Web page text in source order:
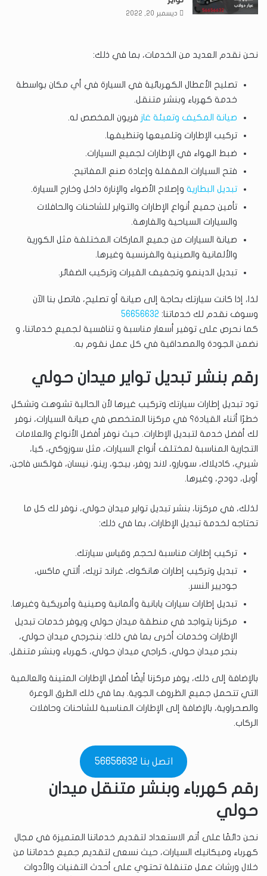
ديسمبر 20, 2022
نحن نقدم العديد من الخدمات، بما في ذلك:
تصليح الأعطال الكهربائية في السيارة في أي مكان بواسطة
خدمة كهرباء وبنشر متنقل.
صيانة المكيف وتعبئة غاز فريون المخصص له.
تركيب الإطارات وتلميعها وتنظيفها.
ضبط الهواء في الإطارات لجميع السيارات.
فتح السيارات المقفلة وإعادة صنع المفاتيح.
تبديل البطارية وإصلاح الأضواء والإنارة داخل وخارج السيارة.
تأمين جميع أنواع الإطارات والتواير للشاحنات والحافلات
والسيارات السياحية والفارهة.
صيانة السيارات من جميع الماركات المختلفة مثل الكورية
والألمانية والصينية والفرنسية وغيرها.
تبديل الدينمو وتجفيف القيرات وتركيب الضفائر.
لذا، إذا كانت سيارتك بحاجة إلى صيانة أو تصليح، فاتصل بنا الآن
وسوف نقدم لك خدماتنا: 56656632
كما نحرص على توفير أسعار مناسبة و تنافسية لجميع خدماتنا، و
نضمن الجودة والمصداقية في كل عمل نقوم به.
رقم بنشر تبديل تواير ميدان حولي
تود تبديل إطارات سيارتك وتركيب غيرها لأن الحالية تشوهت وتشكل
خطرًا أثناء القيادة؟ في مركزنا المتخصص في صيانة السيارات، نوفر
لك أفضل خدمة لتبديل الإطارات. حيث نوفر أفضل الأنواع والعلامات
التجارية المناسبة لمختلف أنواع السيارات، مثل سوزوكي، كيا،
شيري، كاديلاك، سوبارو، لاند روفر، بيجو، رينو، نيسان، فولكس فاجن،
أوبل، دودج، وغيرها.
لذلك، في مركزنا، بنشر تبديل تواير ميدان حولي، نوفر لك كل ما
تحتاجه لخدمة تبديل الإطارات، بما في ذلك:
تركيب إطارات مناسبة لحجم وقياس سيارتك.
تبديل وتركيب إطارات هانكوك، غراند تريك، ألتي ماكس،
جوديير النسر.
تبديل إطارات سيارات يابانية وألمانية وصينية وأمريكية وغيرها.
مركزنا يتواجد في منطقة ميدان حولي ويوفر خدمات تبديل
الإطارات وخدمات أخرى بما في ذلك: بنجرجي ميدان حولي،
بنجر ميدان حولي، كراجي ميدان حولي، كهرباء وبنشر متنقل.
بالإضافة إلى ذلك، يوفر مركزنا أيضًا أفضل الإطارات المتينة والعالمية
التي تتحمل جميع الظروف الجوية. بما في ذلك الطرق الوعرة
والصحراوية، بالإضافة إلى الإطارات المناسبة للشاحنات وحافلات
الركاب.
اتصل بنا 56656632
رقم كهرباء وبنشر متنقل ميدان
حولي
نحن دائمًا على أتم الاستعداد لتقديم خدماتنا المتميزة في مجال
كهرباء وميكانيك السيارات، حيث نسعى لتقديم جميع خدماتنا من
خلال ورشات عمل متنقلة تحتوي على أحدث التقنيات والأدوات